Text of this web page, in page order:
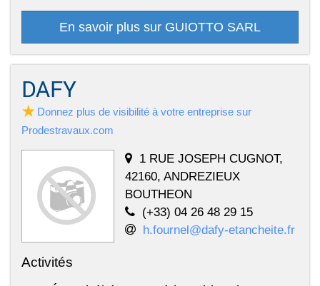
En savoir plus sur GUIOTTO SARL
DAFY
Donnez plus de visibilité à votre entreprise sur
Prodestravaux.com
1 RUE JOSEPH CUGNOT,
42160, ANDREZIEUX
BOUTHEON
(+33) 04 26 48 29 15
h.fournel@dafy-etancheite.fr
Activités